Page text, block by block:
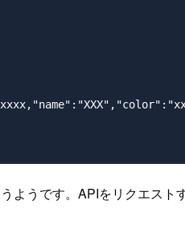
うです。APIをリクエストす